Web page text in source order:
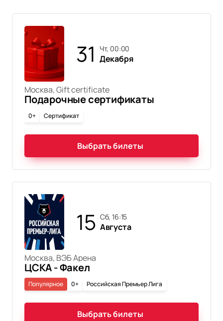
31 чт, 00:00
Декабря
Москва, Gift certificate
Подарочные сертификаты
0+ Сертификат
Выбрать билеты
15 сб, 16:15
Августа
Москва, ВЭБ Арена
ЦСКА - Факел
0+ Российская Премьер Лига
Популярное
Выбрать билеты